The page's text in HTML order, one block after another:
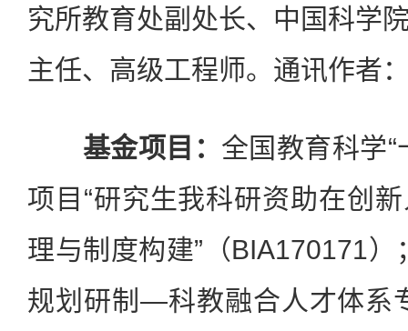
究所教育处副处长、中国科学
主任、高级工程师。通讯作者
基金项目： 全国教育科学
项目“研究生我科研资助在创
理与制度构建”（BIA170171）
规划研制—科教融合人才体系